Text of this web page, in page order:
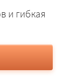
и гибкая